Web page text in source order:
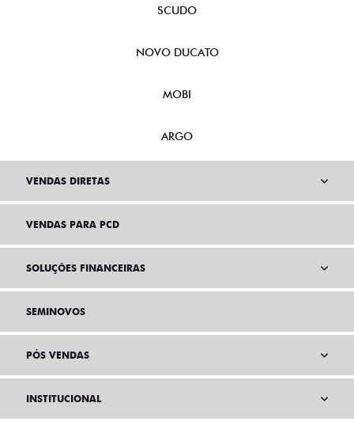
SCUDO
NOVO DUCATO
MOBI
ARGO
VENDAS DIRETAS
VENDAS PARA PCD
SOLUÇÕES FINANCEIRAS
SEMINOVOS
PÓS VENDAS
INSTITUCIONAL